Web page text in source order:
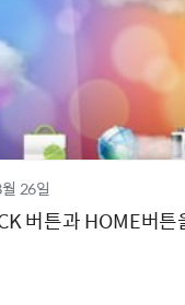
버튼과 HOME버튼
26일